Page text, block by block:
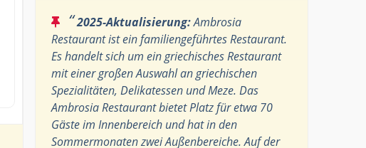
“2025-Aktualisierung:Ambrosia
Restaurant ist ein familiengeführtes Restaurant.
Es handelt sich um ein griechisches Restaurant
mit einer großen Auswahl an griechischen
Spezialitäten, Delikatessen und Meze. Das
Ambrosia Restaurant bietet Platz für etwa 70
Gäste im Innenbereich und hat in den
Sommermonaten zwei Außenbereiche. Auf der